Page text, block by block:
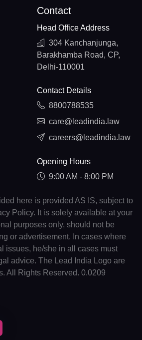
Contact
Head Office Address
304 Kanchanjunga,
Barakhamba Road, CP,
Delhi-110001
Contact Details
8800788535
care@leadindia.law
careers@leadindia.law
Opening Hours
9:00 AM - 8:00 PM
here is provided AS IS, subject to
Policy. It is solely available at your
purposes only, should not be
or advertisement. In cases where
issues, he/she in all cases must
advice. The Lead India Logo are
All Rights Reserved. 0.0209